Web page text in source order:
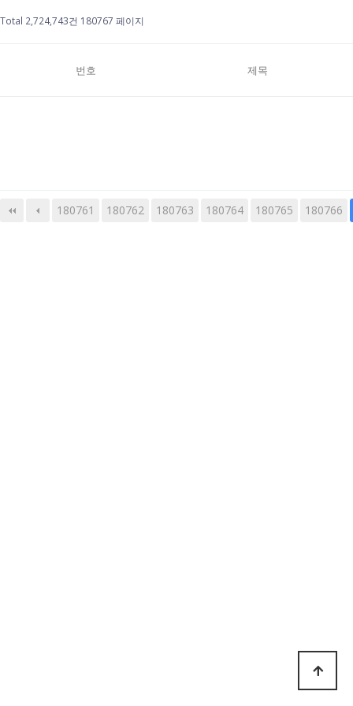
Total 2,724,743건 180767 페이지
번호 제목
180761 180762 180763 180764 180765 180766
다음 맨끝